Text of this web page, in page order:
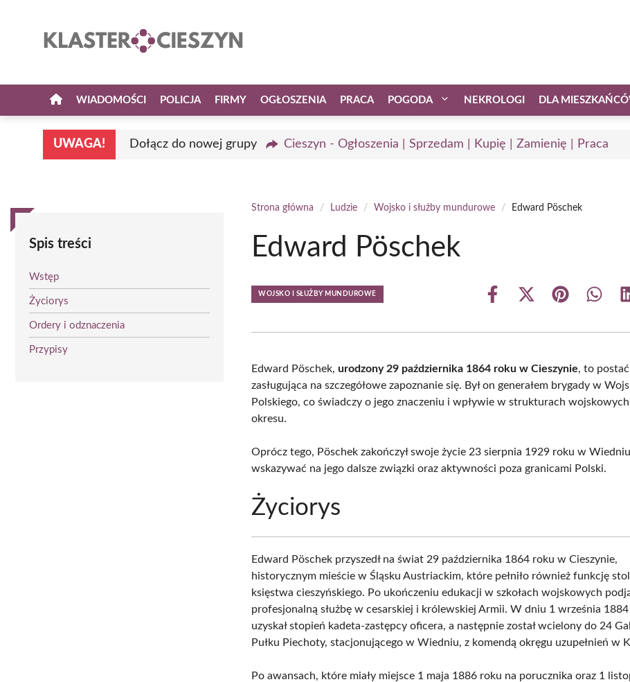
WIADOMOŚCI POLICJA FIRMY OGŁOSZENIA PRACA POGODA NEKROLOGI DLA
UWAGA! Dołącz do nowej grupy Cieszyn - Ogłoszenia | Sprzedam | Kupię | Zamienię | Praca
Spis treści
Wstęp
Życiorys
Ordery i odznaczenia
Przypisy
Strona główna / Ludzie / Wojsko i służby mundurowe / Edward Pöschek
Edward Pöschek
WOJSKO I SŁUŻBY MUNDUROWE
Share
Share
(Twitter)
Share Share
Edward Pöschek,urodzony 29 października 1864 roku w Cieszynie, to postać
zasługująca na szczegółowe zapoznanie się. Był on generałem brygady w
Polskiego, co świadczy o jego znaczeniu i wpływie w strukturach
okresu.
Oprócz tego, Pöschek zakończył swoje życie 23 sierpnia 1929 roku w
wskazywać na jego dalsze związki oraz aktywności poza granicami Polski.
Życiorys
Edward Pöschek przyszedł na świat 29 października 1864 roku w Cieszynie,
historycznym mieście w Śląsku Austriackim, które pełniło również funkcję
księstwa cieszyńskiego. Po ukończeniu edukacji w szkołach wojskowych
profesjonalną służbę w cesarskiej i królewskiej Armii. W dniu 1 września
uzyskał stopień kadeta-zastępcy oficera, a następnie został wcielony do 24
Pułku Piechoty, stacjonującego w Wiedniu, z komendą okręgu uzupełnień w
Po awansach, które miały miejsce 1 maja 1886 roku na porucznika oraz 1